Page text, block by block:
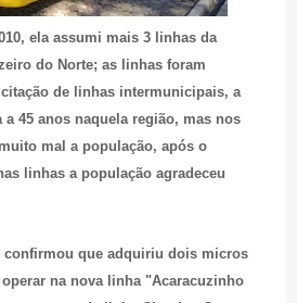
ela assumi mais 3 linhas da
do Norte; as linhas foram
de linhas intermunicipais, a
45 anos naquela região, mas nos
mal a população, após o
linhas a população agradeceu
confirmou que adquiriu dois micros
na nova linha "Acaracuzinho